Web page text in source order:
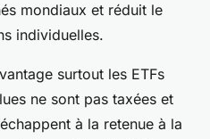
mondiaux et réduit le
individuelles.
surtout les ETFs
ne sont pas taxées et
à la retenue à la